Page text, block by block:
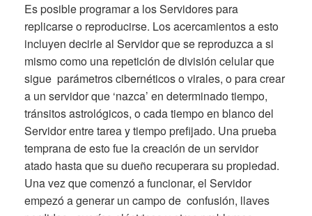
Es posible programar a los Servidores para
replicarse o reproducirse. Los acercamientos a esto
incluyen decirle al Servidor que se reproduzca a si
mismo como una repetición de división celular que
sigue parámetros cibernéticos o virales, o para crear
a un servidor que ‘nazca’ en determinado tiempo,
tránsitos astrológicos, o cada tiempo en blanco del
Servidor entre tarea y tiempo prefijado. Una prueba
temprana de esto fue la creación de un servidor
atado hasta que su dueño recuperara su propiedad.
Una vez que comenzó a funcionar, el Servidor
empezó a generar un campo de confusión, llaves